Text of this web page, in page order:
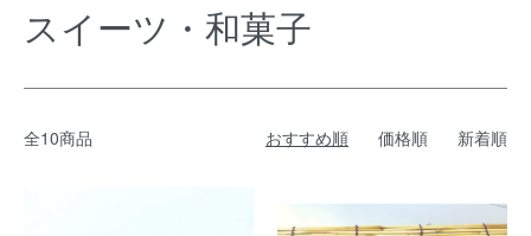
スイーツ・和菓子
全10商品 おすすめ順 価格順 新着順